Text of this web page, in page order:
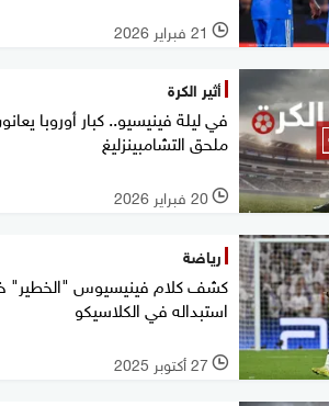
l 21 فبراير 2026
أثير الكرة
في ليلة فينيسيو.. كبار أوروبا
ملحق التشامبينزليغ
l 20 فبراير 2026
رياضة
كشف كلام فينيسيوس "الخطير"
استبداله في الكلاسيكو
l 27 أكتوبر 2025